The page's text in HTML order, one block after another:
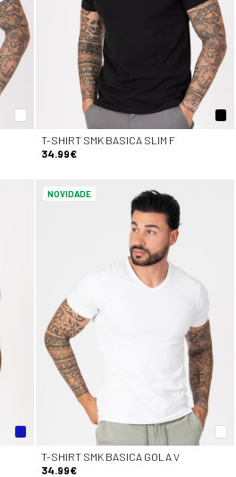
T-SHIRT SMK BASICA SLIM F
34.99€
NOVIDADE
T-SHIRT SMK BASICA GOLA V
34.99€